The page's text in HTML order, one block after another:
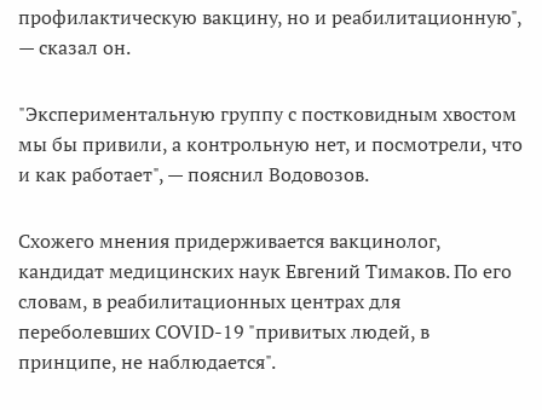
профилактическую вакцину, но и реабилитационную",
— сказал он.
"Экспериментальную группу с постковидным хвостом
мы бы привили, а контрольную нет, и посмотрели, что
и как работает", — пояснил Водовозов.
Схожего мнения придерживается вакцинолог,
кандидат медицинских наук Евгений Тимаков. По его
словам, в реабилитационных центрах для
переболевших COVID-19 "привитых людей, в
принципе, не наблюдается".